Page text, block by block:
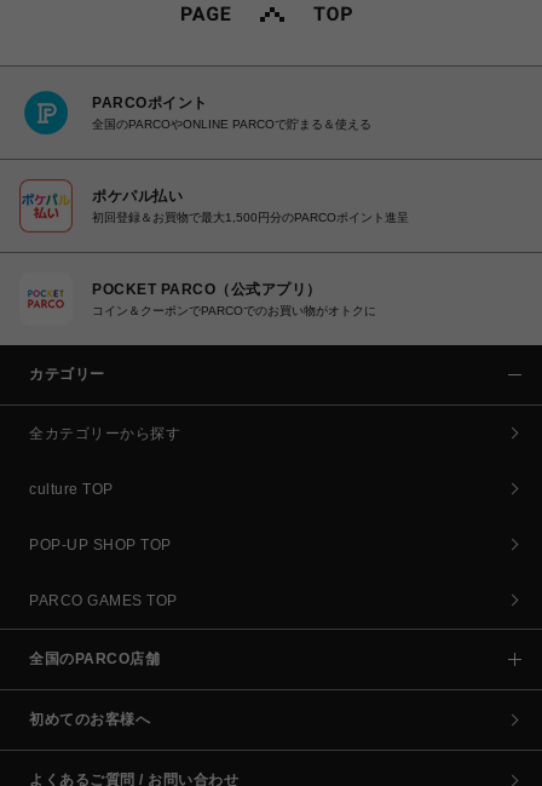
PARCOポイント
全国のPARCOやONLINE PARCOで貯まる＆使える
ポケパル払い
初回登録＆お買物で最大1,500円分のPARCOポイント進呈
POCKET PARCO（公式アプリ）
コイン＆クーポンでPARCOでのお買い物がオトクに
カテゴリー
全カテゴリーから探す
culture TOP
POP-UP SHOP TOP
PARCO GAMES TOP
全国のPARCO店舗
初めてのお客様へ
よくあるご質問 / お問い合わせ